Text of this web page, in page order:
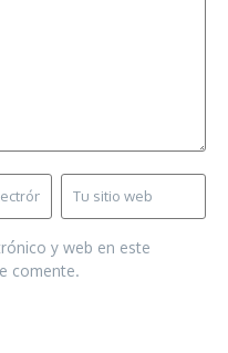
y web en este
comente.